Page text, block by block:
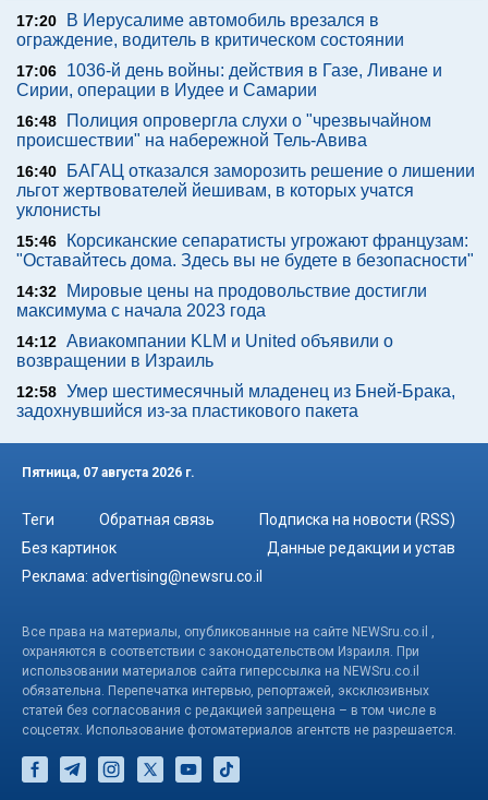
17:20
В Иерусалиме автомобиль врезался в
ограждение, водитель в критическом состоянии
17:06
1036-й день войны: действия в Газе, Ливане и
Сирии, операции в Иудее и Самарии
16:48
Полиция опровергла слухи о "чрезвычайном
происшествии" на набережной Тель-Авива
16:40
БАГАЦ отказался заморозить решение о лишении
льгот жертвователей йешивам, в которых учатся
уклонисты
15:46
Корсиканские сепаратисты угрожают французам:
"Оставайтесь дома. Здесь вы не будете в безопасности"
14:32
Мировые цены на продовольствие достигли
максимума с начала 2023 года
14:12 Авиакомпании KLM и United объявили о
возвращении в Израиль
12:58 Умер шестимесячный младенец из Бней-Брака,
задохнувшийся из-за пластикового пакета
Пятница, 07 августа 2026 г.
Теги Обратная связь
Подписка на новости (RSS)
Без картинок
Данные редакции и устав
Реклама: advertising@newsru.co.il
Все права на материалы, опубликованные на сайте NEWSru.co.il ,
охраняются в соответствии с законодательством Израиля. При
использовании материалов сайта гиперссылка на NEWSru.co.il
обязательна. Перепечатка интервью, репортажей, эксклюзивных
статей без согласования с редакцией запрещена – в том числе в
соцсетях. Использование фотоматериалов агентств не разрешается.